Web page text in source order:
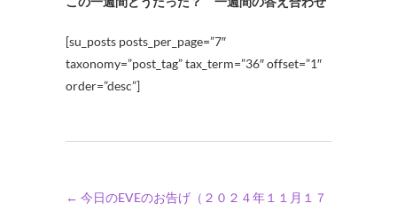
[su_posts posts_per_page=”7″
taxonomy=”post_tag” tax_term=”36″ offset=”1″
order=”desc”]
← 今日のEVEのお告げ（２０２４年１１月１７